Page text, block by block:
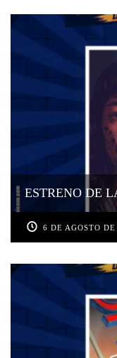
ESTRENO DE
6 DE AGOSTO